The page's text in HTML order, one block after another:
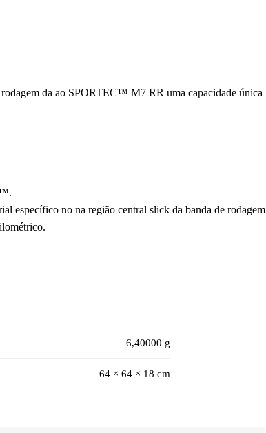
da ao SPORTEC™ M7 RR uma capacidade única
específico no na região central slick da banda de rodagem
6,40000 g
64 × 64 × 18 cm